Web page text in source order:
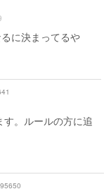
に決まってるや
。ルールの方に追